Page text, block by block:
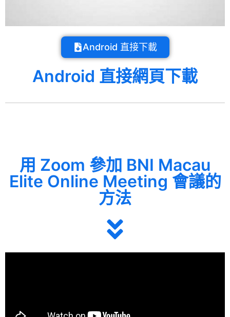
Android 直接下載
Android 直接網頁下載
用 Zoom 參加 BNI Macau
Elite Online Meeting 會議的
方法